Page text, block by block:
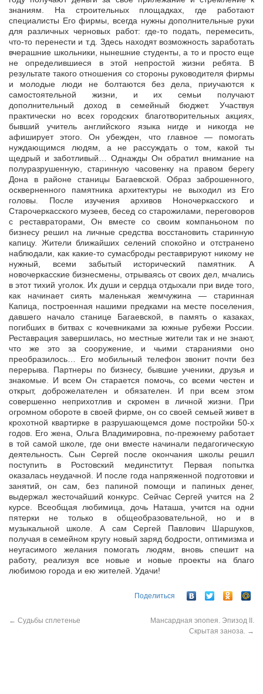
знаниям. На строительных площадках, где работают
специалисты Его фирмы, всегда нужны дополнительные руки
для различных черновых работ: где-то подать, перемесить,
что-то перенести и т.д. Здесь находят возможность заработать
вчерашние школьники, нынешние студенты, а то и просто еще
не определившиеся в этой непростой жизни ребята. В
результате такого отношения со стороны руководителя фирмы
и молодые люди не болтаются без дела, приучаются к
самостоятельной жизни, и их семьи получают
дополнительный доход в семейный бюджет. Участвуя
практически но всех городских благотворительных акциях,
бывший учитель английского языка нигде и никогда не
афиширует этого. Он убежден, что главное — помогать
нуждающимся людям, а не рассуждать о том, какой ты
щедрый и заботливый… Однажды Он обратил внимание на
полуразрушенную, старинную часовенку на правом берегу
Дона в районе станицы Багаевской. Образ заброшенного,
оскверненного памятника архитектуры не выходил из Его
головы. После изучения архивов Ноночеркасского и
Старочеркасского музеев, бесед со старожилами, переговоров
с реставраторами, Он вместе со своим компаньоном по
бизнесу решил на личные средства восстановить старинную
капицу. Жители ближайших селений спокойно и отстранено
наблюдали, как какие-то сумасброды реставрируют никому не
нужный, всеми забытый исторический памятник. А
новочеркасские бизнесмены, отрываясь от своих дел, мчались
в этот тихий уголок. Их души и сердца отдыхали при виде того,
как начинает сиять маленькая жемчужина — старинная
Капица, построенная нашими предками на месте поселения,
давшего начало станице Багаевской, в память о казаках,
погибших в битвах с кочевниками за южные рубежи России.
Реставрация завершилась, но местные жители так и не знают,
что же это за сооружение, и чьими стараниями оно
преобразилось… Его мобильный телефон звонит почти без
перерыва. Партнеры по бизнесу, бывшие ученики, друзья и
знакомые. И всем Он старается помочь, со всеми честен и
открыт, доброжелателен и обязателен. И при всем этом
совершенно неприхотлив и скромен в личной жизни. При
огромном обороте в своей фирме, он со своей семьей живет в
крохотной квартирке в разрушающемся доме постройки 50-х
годов. Его жена, Ольга Владимировна, по-прежнему работает
в той самой школе, где они вместе начинали педагогическую
деятельность. Сын Сергей после окончания школы решил
поступить в Ростовский мединститут. Первая попытка
оказалась неудачной. И после года напряженной подготовки и
занятий, он сам, без папиной помощи и папиных денег,
выдержал жесточайший конкурс. Сейчас Сергей учится на 2
курсе. Всеобщая любимица, дочь Наташа, учится на одни
пятерки не только в общеобразовательной, но и в
музыкальной школе. А сам Сергей Павлович Шаршуков,
получая в семейном кругу новый заряд бодрости, оптимизма и
неугасимого желания помогать людям, вновь спешит на
работу, реализуя все новые и новые проекты на благо
любимою города и ею жителей. Удачи!
Поделиться
← Судьбы сплетенье
Мансардная эпопея. Эпизод II.
Скрытая заноза.
→